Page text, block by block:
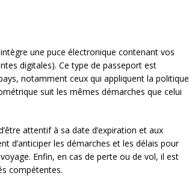
une puce électronique contenant vos
digitales). Ce type de passeport est
notamment ceux qui appliquent la politique
suit les mêmes démarches que celui
attentif à sa date d’expiration et aux
d’anticiper les démarches et les délais pour
Enfin, en cas de perte ou de vol, il est
compétentes.